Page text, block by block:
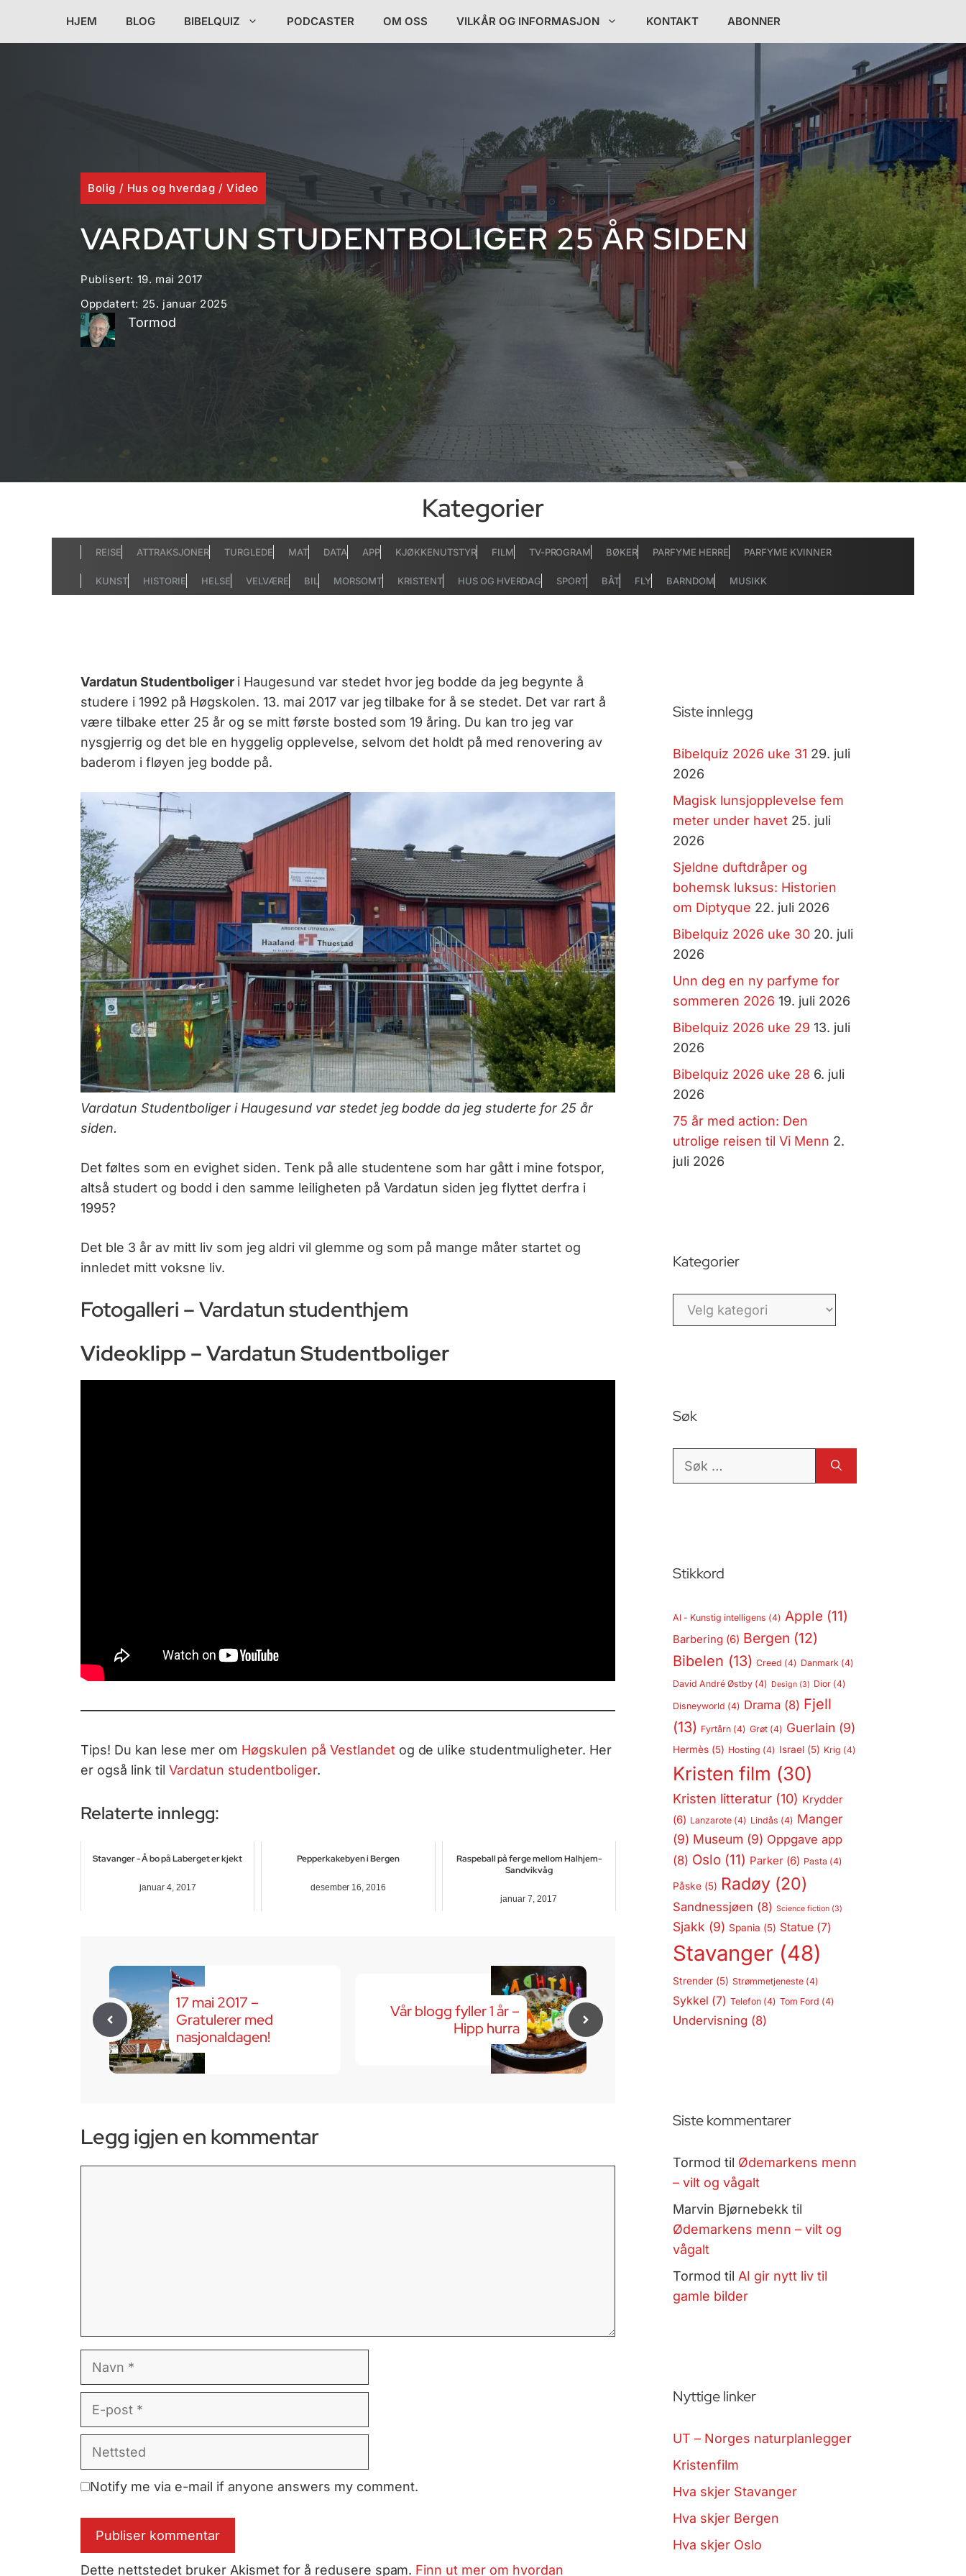
HJEM BLOG BIBELQUIZ PODCASTER OM OSS VILKÅR OG INFORMASJON KONTAKT ABONNER
Bolig / Hus og hverdag /Video
VARDATUN STUDENTBOLIGER 25 ÅR SIDEN
Publisert: 19. mai 2017
Oppdatert: 25. januar 2025
Tormod
Kategorier
REISE ATTRAKSJONER TURGLEDE MAT DATA APP KJØKKENUTSTYR FILM TV-PROGRAM BØKER PARFYME HERRE PARFYME KVINNER
KUNST HISTORIE HELSE VELVÆRE BIL MORSOMT KRISTENT HUS OG HVERDAG SPORT BÅT FLY BARNDOM MUSIKK
Vardatun Studentboliger i Haugesund var stedet hvor jeg bodde da jeg begynte å
studere i 1992 på Høgskolen. 13. mai 2017 var jeg tilbake for å se stedet. Det var rart å
være tilbake etter 25 år og se mitt første bosted som 19 åring. Du kan tro jeg var
nysgjerrig og det ble en hyggelig opplevelse, selvom det holdt på med renovering av
baderom i fløyen jeg bodde på.
Vardatun Studentboliger i Haugesund var stedet jeg bodde da jeg studerte for 25 år
siden.
Det føltes som en evighet siden. Tenk på alle studentene som har gått i mine fotspor,
altså studert og bodd i den samme leiligheten på Vardatun siden jeg flyttet derfra i
1995?
Det ble 3 år av mitt liv som jeg aldri vil glemme og som på mange måter startet og
innledet mitt voksne liv.
Fotogalleri – Vardatun studenthjem
Videoklipp – Vardatun Studentboliger
Tips! Du kan lese mer om Høgskulen på Vestlandetog de ulike studentmuligheter. Her
er også link til Vardatun studentboliger.
Relaterte innlegg:
Stavanger - Å bo på Laberget er kjekt
januar 4, 2017
Pepperkakebyen i Bergen
desember 16, 2016
Raspeball på ferge mellom Halhjem-
Sandvikvåg
januar 7, 2017
17 mai 2017 –
Gratulerer med
nasjonaldagen!
Vår blogg fyller 1 år –
Hipp hurra
Legg igjen en kommentar
post
Notify me via e-mail if anyone answers my comment.
Dette nettstedet bruker Akismet for å redusere spam. Finn ut mer om hvordan
Siste innlegg
Bibelquiz 2026 uke 31 29. juli
2026
Magisk lunsjopplevelse fem
meter under havet 25. juli
2026
Sjeldne duftdråper og
bohemsk luksus: Historien
om Diptyque 22. juli 2026
Bibelquiz 2026 uke 30 20. juli
2026
Unn deg en ny parfyme for
sommeren 2026 19. juli 2026
Bibelquiz 2026 uke 29 13. juli
2026
Bibelquiz 2026 uke 28 6. juli
2026
75 år med action: Den
utrolige reisen til Vi Menn 2.
juli 2026
Kategorier
Kategorier
Søk
Søk
Stikkord
AI - Kunstig intelligens (4) Apple (11)
Barbering (6) Bergen (12)
Bibelen (13) Creed (4) Danmark (4)
David André Østby(4) Design(3) Dior(4)
Disneyworld (4) Drama (8) Fjell
(13) Fyrtårn(4) Grøt(4) Guerlain (9)
Hermès(5) Hosting (4) Israel(5) Krig (4)
Kristen film (30)
Kristen litteratur(10) Krydder
(6) Lanzarote(4) Lindås (4) Manger
(9) Museum (9) Oppgave app
(8) Oslo(11) Parker(6) Pasta (4)
Påske(5) Radøy(20)
Sandnessjøen (8) Science fiction(3)
Sjakk (9) Spania (5) Statue(7)
Stavanger(48)
Strender(5) Strømmetjeneste(4)
Sykkel (7) Telefon(4) Tom Ford (4)
Undervisning (8)
Siste kommentarer
Tormod til Ødemarkens menn
– vilt og vågalt
Marvin Bjørnebekk til
Ødemarkens menn – vilt og
vågalt
Tormod til AI gir nytt liv til
gamle bilder
Nyttige linker
UT – Norges naturplanlegger
Kristenfilm
Hva skjer Stavanger
Hva skjer Bergen
Hva skjer Oslo